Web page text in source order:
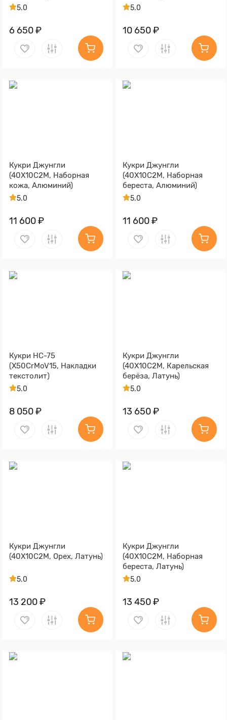
5.0
6 650 ₽
5.0
10 650 ₽
Кукри Джунгли
(40Х10С2М, Наборная
кожа, Алюминий)
5.0
11 600 ₽
Кукри Джунгли
(40Х10С2М, Наборная
береста, Алюминий)
5.0
11 600 ₽
Кукри НС-75
(X50CrMoV15, Накладки
текстолит)
5.0
8 050 ₽
Кукри Джунгли
(40Х10С2М, Карельская
берёза, Латунь)
5.0
13 650 ₽
Кукри Джунгли
(40Х10С2М, Орех, Латунь)
5.0
13 200 ₽
Кукри Джунгли
(40Х10С2М, Наборная
береста, Латунь)
5.0
13 450 ₽